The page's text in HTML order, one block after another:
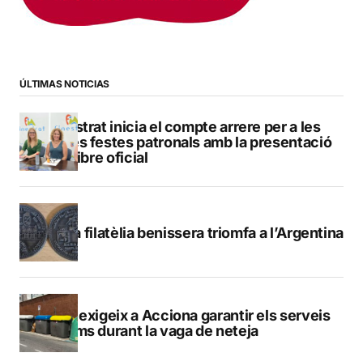
ÚLTIMAS NOTICIAS
Finestrat inicia el compte arrere per a les
seues festes patronals amb la presentació
del llibre oficial
La filatèlia benissera triomfa a l’Argentina
Calp exigeix a Acciona garantir els serveis
mínims durant la vaga de neteja